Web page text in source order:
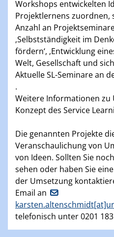
Workshops entwickelten
Projektlernens zuordnen,
Anzahl an
‚Selbstständigkeit im
fördern‘, ‚Entwicklung
Welt, Gesellschaft und
Aktuelle SL-Seminare an
.
Weitere Informationen zu
Konzept des Service
Die genannten Projekte
Veranschaulichung von
von Ideen. Sollten Sie
sehen oder haben Sie
der Umsetzung
Email an
telefonisch unter 0201